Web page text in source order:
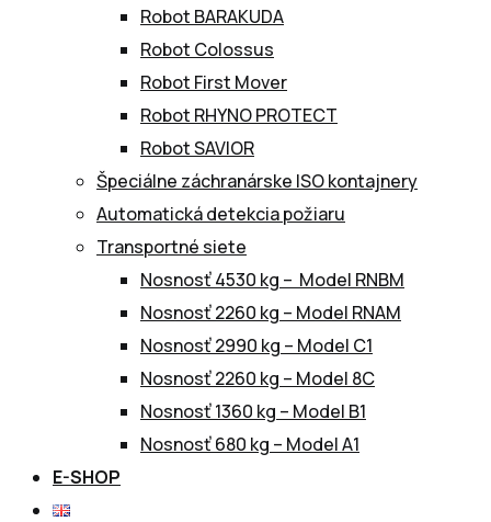
Robot BARAKUDA
Robot Colossus
Robot First Mover
Robot RHYNO PROTECT
Robot SAVIOR
Špeciálne záchranárske ISO kontajnery
Automatická detekcia požiaru
Transportné siete
Nosnosť 4530 kg – Model RNBM
Nosnosť 2260 kg – Model RNAM
Nosnosť 2990 kg – Model C1
Nosnosť 2260 kg – Model 8C
Nosnosť 1360 kg – Model B1
Nosnosť 680 kg – Model A1
E-SHOP